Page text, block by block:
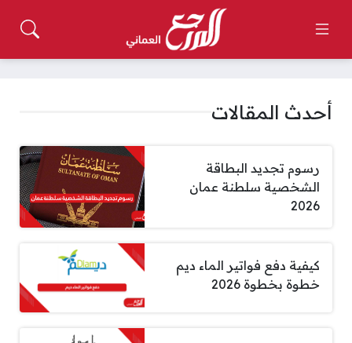
أحدث المقالات
رسوم تجديد البطاقة
الشخصية سلطنة عمان
2026
كيفية دفع فواتير الماء ديم
خطوة بخطوة 2026